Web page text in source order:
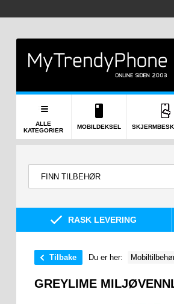
ALLE
KATEGORIER
MOBILDEKSEL
RASK LEVERING
Tilbake Du er her:
GREYLIME